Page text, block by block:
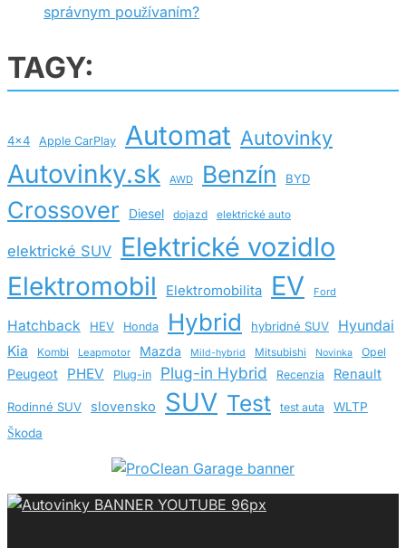
správnym používaním?
TAGY:
4x4 Apple CarPlay Automat Autovinky
Autovinky.sk AWD Benzín BYD
Crossover Diesel dojazd elektrické auto
elektrické SUV Elektrické vozidlo
Elektromobil Elektromobilita EV Ford
Hatchback HEV Honda Hybrid hybridné SUV
Hyundai
Kia
Kombi Leapmotor Mazda Mild-hybrid Mitsubishi Novinka Opel
Peugeot PHEV Plug-in Plug-in Hybrid Recenzia Renault
Rodinné SUV slovensko SUV Test test auta
WLTP
Škoda